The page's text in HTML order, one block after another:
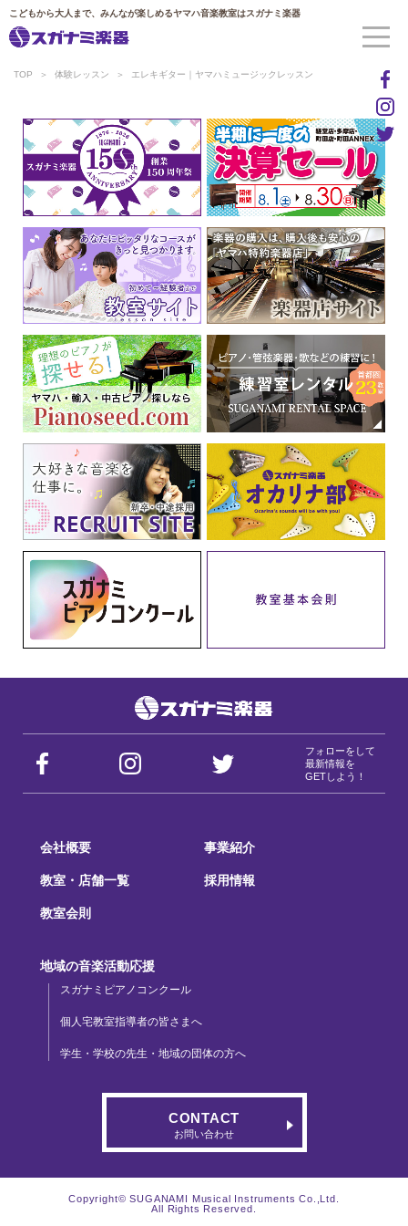
こどもから大人まで、みんなが楽しめるヤマハ音楽教室はスガナミ楽器
TOP 体験レッスン エレキギター｜ヤマハミュージックレッスン
フォローをして
最新情報を
GETしよう！
会社概要 事業紹介
教室・店舗一覧 採用情報
教室会則
地域の音楽活動応援
スガナミピアノコンクール
個人宅教室指導者の皆さまへ
学生・学校の先生・地域の団体の方へ
CONTACT
お問い合わせ
Copyright© SUGANAMI Musical Instruments Co.,Ltd.
All Rights Reserved.